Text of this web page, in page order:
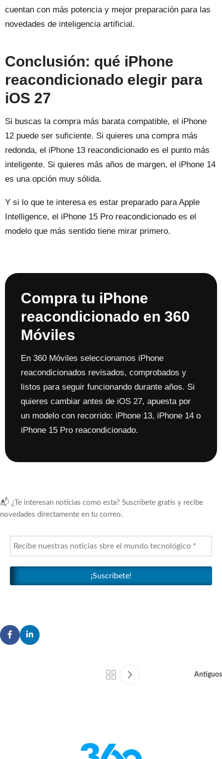
cuentan con más potencia y mejor preparación para las
novedades de inteligencia artificial.
Conclusión: qué iPhone
reacondicionado elegir para
iOS 27
Si buscas la compra más barata compatible, el iPhone
12 puede ser suficiente. Si quieres una compra más
redonda, el iPhone 13 reacondicionado es el punto más
inteligente. Si quieres más años de margen, el iPhone 14
es una opción muy sólida.
Y si lo que te interesa es estar preparado para Apple
Intelligence, el iPhone 15 Pro reacondicionado es el
modelo que más sentido tiene mirar primero.
Compra tu iPhone
reacondicionado en 360
Móviles
En 360 Móviles seleccionamos iPhone
reacondicionados revisados, comprobados y
listos para seguir funcionando durante años. Si
quieres cambiar antes de iOS 27, apuesta por
un modelo con recorrido: iPhone 13, iPhone 14 o
iPhone 15 Pro reacondicionado.
📬 ¿Te interesan noticias como esta? Suscríbete gratis y recibe
novedades directamente en tu correo.
Antiguos